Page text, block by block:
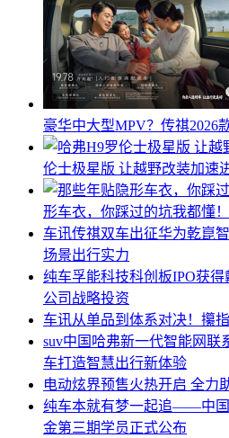
豪华中大型MPV？传祺2026
伦士极星版 让越野改装加速
形车衣，你踩过的坑我都懂！
车讯传祺双车出征华为乾崑
场景出行实力
纯车孚能科技科创板IPO获
公司战略投资
车讯从单品到体系对决！攥
suv中国 哈弗新一代智能网联
车打造智慧出行新体验
电动炫界预售火热开启 全力
纯车本就有梦一起追——中
金第三期学员正式公布